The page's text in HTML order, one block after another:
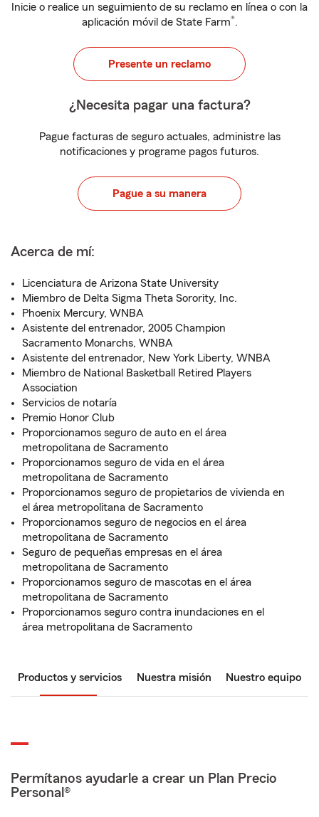
Inicie o realice un seguimiento de su reclamo en línea o con la
aplicación móvil de State Farm®.
Presente un reclamo
¿Necesita pagar una factura?
Pague facturas de seguro actuales, administre las
notificaciones y programe pagos futuros.
Pague a su manera
Acerca de mí:
Licenciatura de Arizona State University
Miembro de Delta Sigma Theta Sorority, Inc.
Phoenix Mercury, WNBA
Asistente del entrenador, 2005 Champion
Sacramento Monarchs, WNBA
Asistente del entrenador, New York Liberty, WNBA
Miembro de National Basketball Retired Players
Association
Servicios de notaría
Premio Honor Club
Proporcionamos seguro de auto en el área
metropolitana de Sacramento
Proporcionamos seguro de vida en el área
metropolitana de Sacramento
Proporcionamos seguro de propietarios de vivienda en
el área metropolitana de Sacramento
Proporcionamos seguro de negocios en el área
metropolitana de Sacramento
Seguro de pequeñas empresas en el área
metropolitana de Sacramento
Proporcionamos seguro de mascotas en el área
metropolitana de Sacramento
Proporcionamos seguro contra inundaciones en el
área metropolitana de Sacramento
Productos y servicios Nuestra misión Nuestro equipo
Permítanos ayudarle a crear un Plan Precio
Personal®